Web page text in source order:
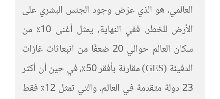
العالمي، هو الذي عرّض وجود الجنس البشري على
الأرض للخطر. ففي النهاية، يمثل أغنى 10٪ من
سكان العالم حوالي 20 ضعفًا من انبعاثات غازات
الدفيئة (GES) مقارنة بأفقر 50٪، في حين أن أكثر
23 دولة متقدمة في العالم، والتي تمثل 12٪ فقط